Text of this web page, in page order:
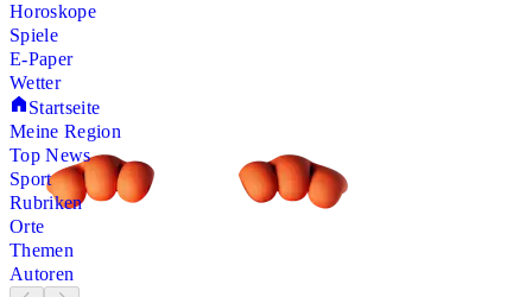
Horoskope
Spiele
E-Paper
Wetter
Startseite
Meine Region
Top News
Sport
Rubriken
Orte
Themen
Autoren